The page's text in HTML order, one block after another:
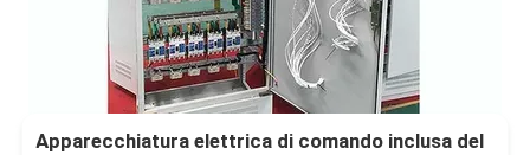
Apparecchiatura elettrica di comando inclusa del